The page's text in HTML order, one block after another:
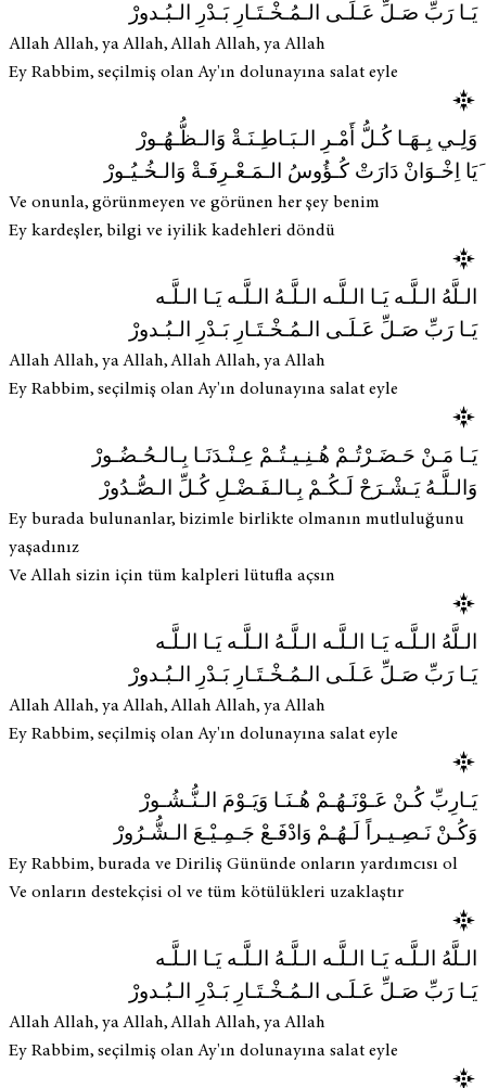
يَـا رَبِّ صَـلِّ عَـلَـى الـمُـخْـتَـارِ بَـدْرِ الـبُـدورْ
Allah Allah, ya Allah, Allah Allah, ya Allah
Ey Rabbim, seçilmiş olan Ay'ın dolunayına salat eyle
وَلِـي بِـهَـا كُـلُّ أَمْـرِ الـبَـاطِـنَـةْ وَالـظُّـهُـورْ
َیَا اِخْـوَانْ دَارَتْ كُـؤُوسُ الـمَـعْـرِفَـةْ وَالـخُـيُـورْ
Ve onunla, görünmeyen ve görünen her şey benim
Ey kardeşler, bilgi ve iyilik kadehleri döndü
الـلَّهُ الـلَّـه يَـا الـلَّـه الـلَّـهُ الـلَّـه يَـا الـلَّـه
يَـا رَبِّ صَـلِّ عَـلَـى الـمُـخْـتَـارِ بَـدْرِ الـبُـدورْ
Allah Allah, ya Allah, Allah Allah, ya Allah
Ey Rabbim, seçilmiş olan Ay'ın dolunayına salat eyle
يَـا مَـنْ حَـضَـرْتُـمْ هُـنِـيـتُـمْ عِـنْـدَنَـا بِـالـحُـضُـورْ
وَالـلَّـهُ يَـشْـرَحْ لَـكُـمْ بِـالـفَـضْـلِ كُـلِّ الـصُّـدُورْ
Ey burada bulunanlar, bizimle birlikte olmanın mutluluğunu
yaşadınız
Ve Allah sizin için tüm kalpleri lütufla açsın
الـلَّهُ الـلَّـه يَـا الـلَّـه الـلَّـهُ الـلَّـه يَـا الـلَّـه
يَـا رَبِّ صَـلِّ عَـلَـى الـمُـخْـتَـارِ بَـدْرِ الـبُـدورْ
Allah Allah, ya Allah, Allah Allah, ya Allah
Ey Rabbim, seçilmiş olan Ay'ın dolunayına salat eyle
يَـارِبِّ كُـنْ عَـوْنَـهُـمْ هُـنَـا وَيَـوْمَ الـنُّـشُـورْ
وَكُـنْ نَـصِـيـراً لَـهُـمْ وَادْفَـعْ جَـمِـيْـعَ الـشُّـرُورْ
Ey Rabbim, burada ve Diriliş Gününde onların yardımcısı ol
Ve onların destekçisi ol ve tüm kötülükleri uzaklaştır
الـلَّهُ الـلَّـه يَـا الـلَّـه الـلَّـهُ الـلَّـه يَـا الـلَّـه
يَـا رَبِّ صَـلِّ عَـلَـى الـمُـخْـتَـارِ بَـدْرِ الـبُـدورْ
Allah Allah, ya Allah, Allah Allah, ya Allah
Ey Rabbim, seçilmiş olan Ay'ın dolunayına salat eyle